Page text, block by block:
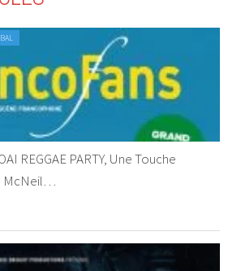
REGGAE PARTY, Une Touche
McNeil…